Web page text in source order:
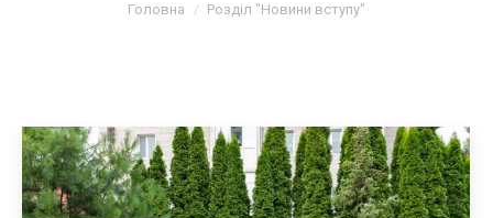
Головна Розділ "Новини вступу"